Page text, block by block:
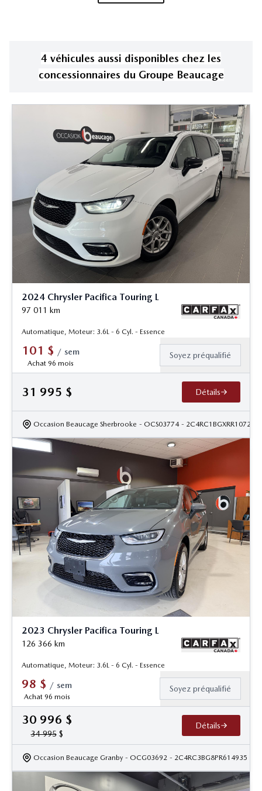
4 véhicules aussi disponibles chez les
concessionnaires du Groupe Beaucage
2024 Chrysler Pacifica Touring L
97 011 km
Automatique, Moteur: 3.6L - 6 Cyl. - Essence
101 $ / sem
Achat 96 mois
Soyez préqualifié
31 995 $ Détails
Occasion Beaucage Sherbrooke - OCS03774 - 2C4RC1BGXRR107283
2023 Chrysler Pacifica Touring L
126 366 km
Automatique, Moteur: 3.6L - 6 Cyl. - Essence
98 $ / sem
Achat 96 mois
Soyez préqualifié
30 996 $
34 995$
Détails
Occasion Beaucage Granby - OCG03692 - 2C4RC3BG8PR614935